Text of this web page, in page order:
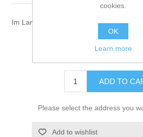
Im Langzeitröstverfahren bis 18
€ 7.48
ADD TO
Please select the address you
Add to wishlist
cookies.
OK
Learn more